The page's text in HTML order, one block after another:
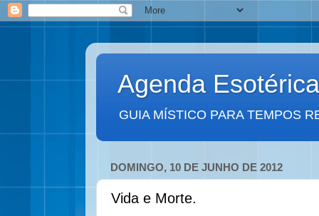
Agenda Esotérica
GUIA MÍSTICO PARA TEMPOS
DOMINGO, 10 DE JUNHO DE 2012
Vida e Morte.